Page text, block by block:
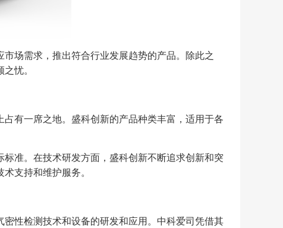
场需求，推出符合行业发展趋势的产品。除此之
忧。
有一席之地。盛科创新的产品种类丰富，适用于各
准。在技术研发方面，盛科创新不断追求创新和突
支持和维护服务。
性检测技术和设备的研发和应用。中科爱司凭借其